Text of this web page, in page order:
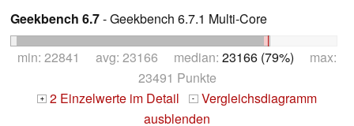
Geekbench 6.7- Geekbench 6.7.1 Multi-Core
min: 22841 avg: 23166 median: 23166 (79%) max:
23491 Punkte
+ 2 Einzelwerte im Detail - Vergleichsdiagramm
ausblenden